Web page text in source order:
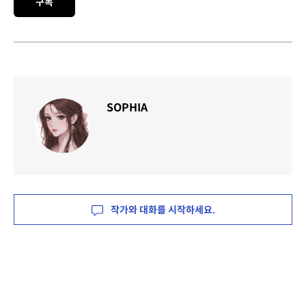
SOPHIA
작가와 대화를 시작하세요.